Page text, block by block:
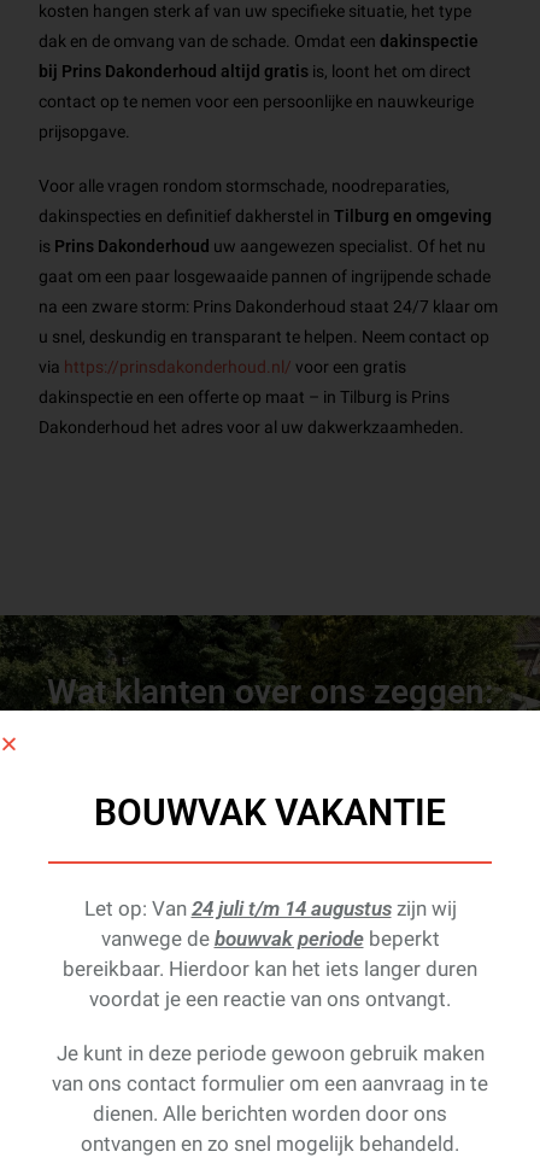
kosten hangen sterk af van uw specifieke situatie, het type
dak en de omvang van de schade. Omdat een dakinspectie
bij Prins Dakonderhoud altijd gratis is, loont het om direct
contact op te nemen voor een persoonlijke en nauwkeurige
prijsopgave.
Voor alle vragen rondom stormschade, noodreparaties,
dakinspecties en definitief dakherstel inTilburg en omgeving
is Prins Dakonderhoud uw aangewezen specialist. Of het nu
gaat om een paar losgewaaide pannen of ingrijpende schade
na een zware storm: Prins Dakonderhoud staat 24/7 klaar om
u snel, deskundig en transparant te helpen. Neem contact op
via https://prinsdakonderhoud.nl/ voor een gratis
dakinspectie en een offerte op maat – in Tilburg is Prins
Dakonderhoud het adres voor al uw dakwerkzaamheden.
Wat klanten over ons zeggen:
Gebaseerd op211 reviews
Wij zien Prins
Dakonderhoud als een zéér betrouwbaar
communicatie verliep perfect en maakte
voor ons het… Lees verder…
BOUWVAK VAKANTIE
Let op: Van 24 juli t/m 14 augustuszijn wij
vanwege de bouwvak periodebeperkt
bereikbaar. Hierdoor kan het iets langer duren
voordat je een reactie van ons ontvangt.
Je kunt in deze periode gewoon gebruik maken
van ons contact formulier om een aanvraag in te
dienen. Alle berichten worden door ons
ontvangen en zo snel mogelijk behandeld.